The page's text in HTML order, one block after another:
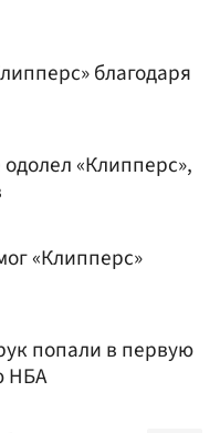
благодаря
«Клипперс»,
«Клипперс»
попали в первую
НБА